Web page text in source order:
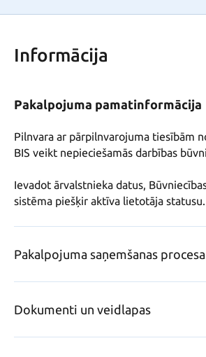
Informācija
Pakalpojuma pamatinformācija
Pilnvara ar pārpilnvarojuma tiesībām
BIS veikt nepieciešamās darbības
Ievadot ārvalstnieka datus,
sistēma piešķir aktīva lietotāja statusu.
Pakalpojuma saņemšanas
Dokumenti un veidlapas